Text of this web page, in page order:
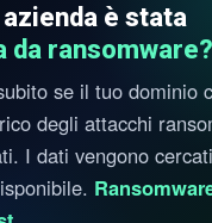
azienda è stata
da ransomware?
se il tuo dominio
degli attacchi
I dati vengono